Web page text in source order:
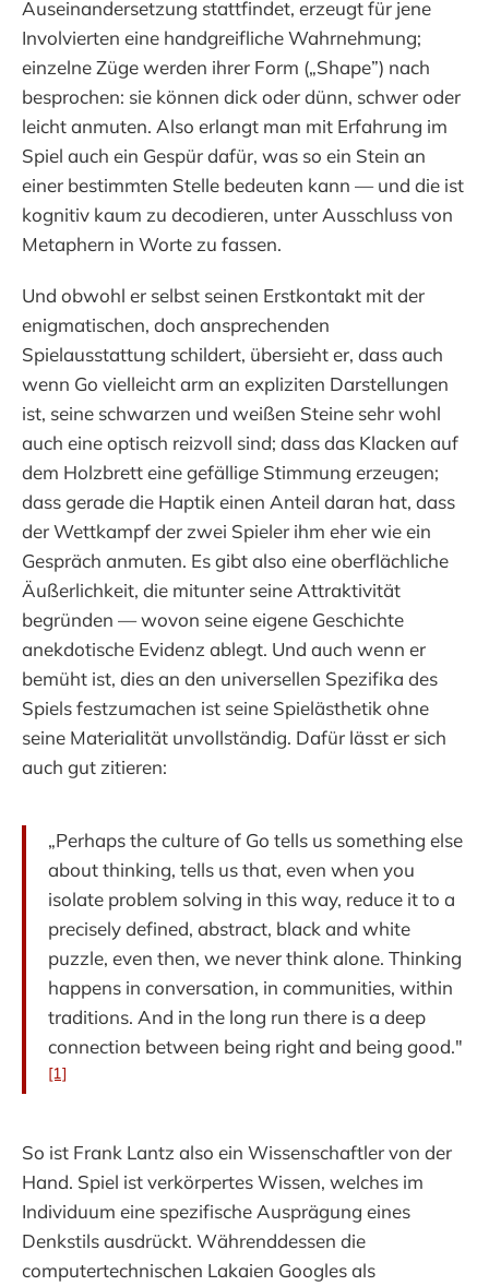
Auseinandersetzung stattfindet, erzeugt für jene
Involvierten eine handgreifliche Wahrnehmung;
einzelne Züge werden ihrer Form („Shape”) nach
besprochen: sie können dick oder dünn, schwer oder
leicht anmuten. Also erlangt man mit Erfahrung im
Spiel auch ein Gespür dafür, was so ein Stein an
einer bestimmten Stelle bedeuten kann — und die ist
kognitiv kaum zu decodieren, unter Ausschluss von
Metaphern in Worte zu fassen.
Und obwohl er selbst seinen Erstkontakt mit der
enigmatischen, doch ansprechenden
Spielausstattung schildert, übersieht er, dass auch
wenn Go vielleicht arm an expliziten Darstellungen
ist, seine schwarzen und weißen Steine sehr wohl
auch eine optisch reizvoll sind; dass das Klacken auf
dem Holzbrett eine gefällige Stimmung erzeugen;
dass gerade die Haptik einen Anteil daran hat, dass
der Wettkampf der zwei Spieler ihm eher wie ein
Gespräch anmuten. Es gibt also eine oberflächliche
Äußerlichkeit, die mitunter seine Attraktivität
begründen — wovon seine eigene Geschichte
anekdotische Evidenz ablegt. Und auch wenn er
bemüht ist, dies an den universellen Spezifika des
Spiels festzumachen ist seine Spielästhetik ohne
seine Materialität unvollständig. Dafür lässt er sich
auch gut zitieren:
„Perhaps the culture of Go tells us something else
about thinking, tells us that, even when you
isolate problem solving in this way, reduce it to a
precisely defined, abstract, black and white
puzzle, even then, we never think alone. Thinking
happens in conversation, in communities, within
traditions. And in the long run there is a deep
connection between being right and being good."
[1]
So ist Frank Lantz also ein Wissenschaftler von der
Hand. Spiel ist verkörpertes Wissen, welches im
Individuum eine spezifische Ausprägung eines
Denkstils ausdrückt. Währenddessen die
computertechnischen Lakaien Googles als